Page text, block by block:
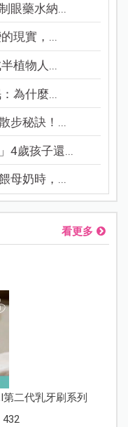
眼藥水納...
現實，...
植物人...
為什麼...
步秘訣！...
4歲孩子還...
母奶時，...
看更多
第二代乳牙刷系列
432